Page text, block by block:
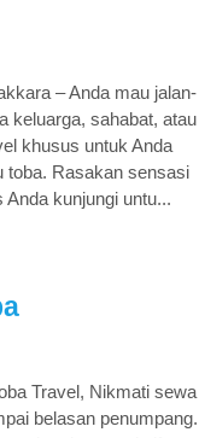
– Anda mau jalan-
keluarga, sahabat, atau
khusus untuk Anda
toba. Rasakan sensasi
kunjungi untu...
Travel, Nikmati sewa
belasan penumpang.